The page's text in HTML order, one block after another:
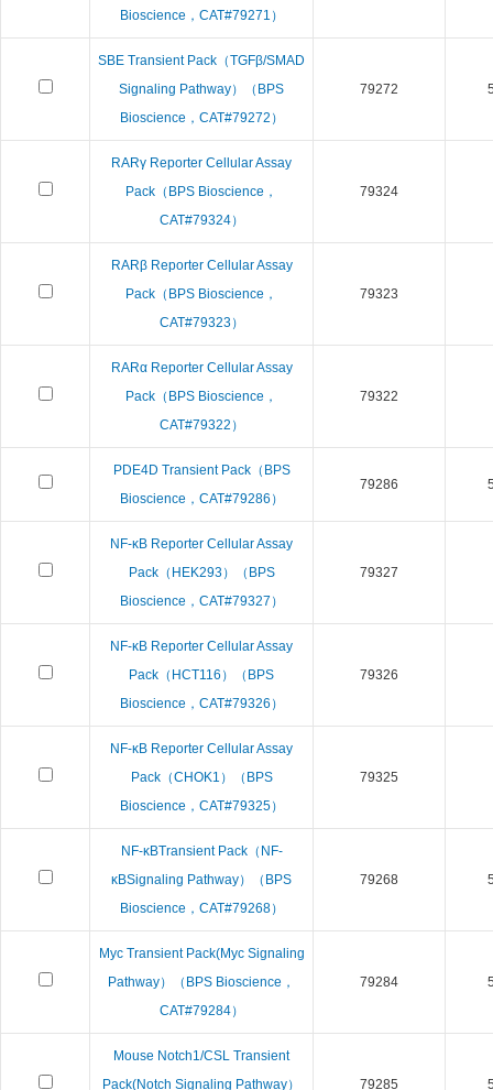
Bioscience，CAT#79271）
SBE Transient Pack（TGFβ/SMAD
Signaling Pathway）（BPS
Bioscience，CAT#79272）
79272
RARγ Reporter Cellular Assay
Pack（BPS Bioscience，
CAT#79324）
79324
RARβ Reporter Cellular Assay
Pack（BPS Bioscience，
CAT#79323）
79323
RARα Reporter Cellular Assay
Pack（BPS Bioscience，
CAT#79322）
79322
PDE4D Transient Pack（BPS
Bioscience，CAT#79286）
79286
NF-κB Reporter Cellular Assay
Pack（HEK293）（BPS
Bioscience，CAT#79327）
79327
NF-κB Reporter Cellular Assay
Pack（HCT116）（BPS
Bioscience，CAT#79326）
79326
NF-κB Reporter Cellular Assay
Pack（CHOK1）（BPS
Bioscience，CAT#79325）
79325
NF-κBTransient Pack（NF-
κBSignaling Pathway）（BPS
Bioscience，CAT#79268）
79268
Myc Transient Pack(Myc Signaling
Pathway）（BPS Bioscience，
CAT#79284）
79284
Mouse Notch1/CSL Transient
Pack(Notch Signaling Pathway）
79285